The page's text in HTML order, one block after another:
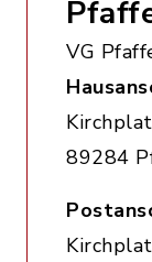
VG
89284